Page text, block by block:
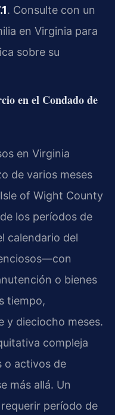
. Consulte con un
en Virginia para
sobre su
en el Condado de
en Virginia
de varios meses
of Wight County
los períodos de
calendario del
o bienes
tiempo,
y dieciocho meses.
compleja
o activos de
más allá. Un
período de